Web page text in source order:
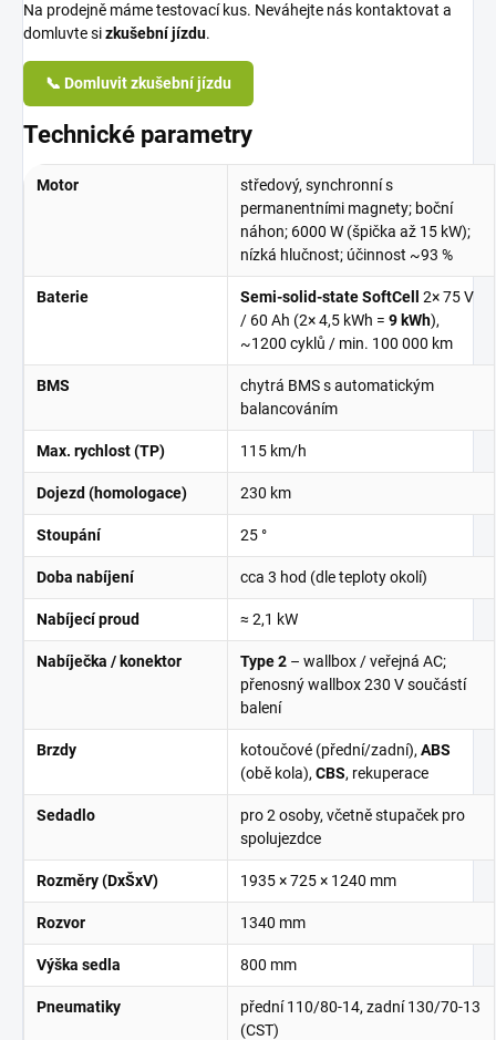
Na prodejně máme testovací kus. Neváhejte nás kontaktovat a
domluvte sizkušební jízdu.
📞 Domluvit zkušební jízdu
Technické parametry
Motor
středový, synchronní s
permanentními magnety; boční
náhon; 6000 W (špička až 15 kW);
nízká hlučnost; účinnost ~93 %
Baterie Semi-solid-state SoftCell 2× 75 V
/ 60 Ah (2× 4,5 kWh =9 kWh),
~1200 cyklů / min. 100 000 km
BMS
chytrá BMS s automatickým
balancováním
Max. rychlost (TP) 115 km/h
Dojezd (homologace) 230 km
Stoupání 25 °
Doba nabíjení cca 3 hod (dle teploty okolí)
Nabíjecí proud ≈ 2,1 kW
Nabíječka / konektor Type 2 – wallbox / veřejná AC;
přenosný wallbox 230 V součástí
balení
Brzdy kotoučové (přední/zadní),ABS
(obě kola),CBS, rekuperace
Sedadlo
pro 2 osoby, včetně stupaček pro
spolujezdce
Rozměry (DxŠxV) 1935 × 725 × 1240 mm
Rozvor 1340 mm
Výška sedla 800 mm
Pneumatiky
přední 110/80-14, zadní 130/70-13
(CST)